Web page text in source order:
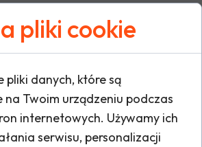
pliki cookie
pliki danych, które są
na Twoim urządzeniu podczas
internetowych. Używamy ich
serwisu, personalizacji